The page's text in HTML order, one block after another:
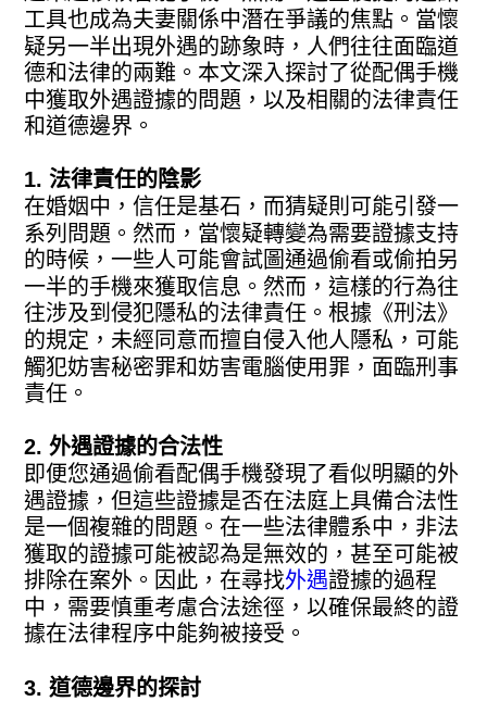
工具也成為夫妻關係中潛在爭議的焦點。當懷
疑另一半出現外遇的跡象時，人們往往面臨道
德和法律的兩難。本文深入探討了從配偶手機
中獲取外遇證據的問題，以及相關的法律責任
和道德邊界。
1. 法律責任的陰影
在婚姻中，信任是基石，而猜疑則可能引發一
系列問題。然而，當懷疑轉變為需要證據支持
的時候，一些人可能會試圖通過偷看或偷拍另
一半的手機來獲取信息。然而，這樣的行為往
往涉及到侵犯隱私的法律責任。根據《刑法》
的規定，未經同意而擅自侵入他人隱私，可能
觸犯妨害秘密罪和妨害電腦使用罪，面臨刑事
責任。
2. 外遇證據的合法性
即便您通過偷看配偶手機發現了看似明顯的外
遇證據，但這些證據是否在法庭上具備合法性
是一個複雜的問題。在一些法律體系中，非法
獲取的證據可能被認為是無效的，甚至可能被
排除在案外。因此，在尋找外遇證據的過程
中，需要慎重考慮合法途徑，以確保最終的證
據在法律程序中能夠被接受。
3. 道德邊界的探討